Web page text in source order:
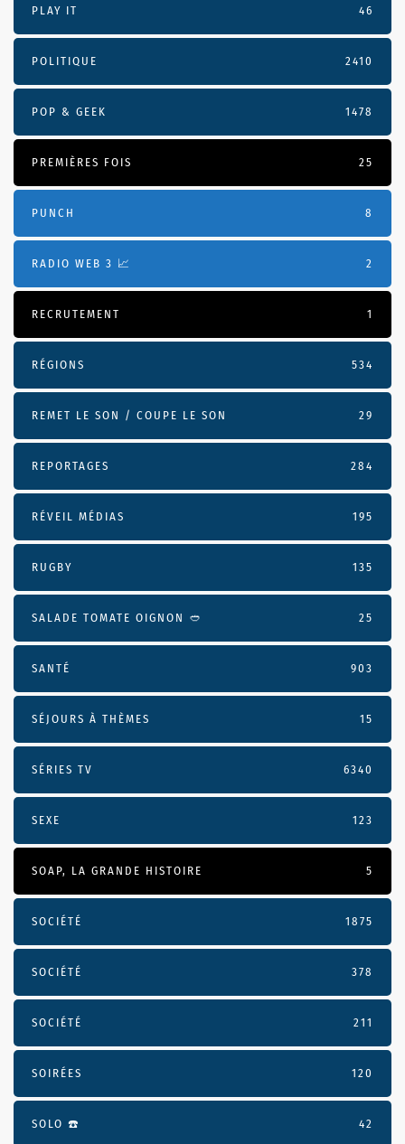
PLAY IT 46
POLITIQUE 2410
POP & GEEK 1478
PREMIÈRES FOIS 25
PUNCH 8
RADIO WEB 3 📈 2
RECRUTEMENT 1
RÉGIONS 534
REMET LE SON / COUPE LE SON 29
REPORTAGES 284
RÉVEIL MÉDIAS 195
RUGBY 135
SALADE TOMATE OIGNON 🥙 25
SANTÉ 903
SÉJOURS À THÈMES 15
SÉRIES TV 6340
SEXE 123
SOAP, LA GRANDE HISTOIRE 5
SOCIÉTÉ 1875
SOCIÉTÉ 378
SOCIÉTÉ 211
SOIRÉES 120
SOLO ☎️ 42